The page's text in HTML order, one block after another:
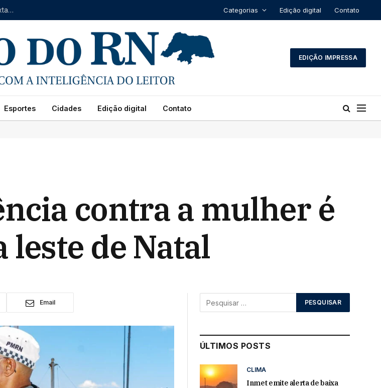
Inmet emite alerta de baixa umidade para 79 municípios do RN nesta sexta-feira (7) Categorias Edição digital Contato
EDIÇÃO IMPRESSA
Esportes Cidades Edição digital Contato
contra a mulher é
leste de Natal
Email
ÚLTIMOS POSTS
CLIMA
Inmet emite alerta de baixa